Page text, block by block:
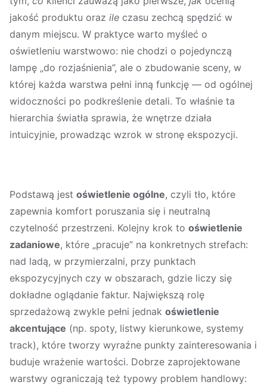
jakość produktu oraz ile czasu zechcą spędzić w
danym miejscu. W praktyce warto myśleć o
oświetleniu warstwowo: nie chodzi o pojedynczą
lampę „do rozjaśnienia”, ale o zbudowanie sceny, w
której każda warstwa pełni inną funkcję — od ogólnej
widoczności po podkreślenie detali. To właśnie ta
hierarchia światła sprawia, że wnętrze działa
intuicyjnie, prowadząc wzrok w stronę ekspozycji.
Podstawą jest oświetlenie ogólne, czyli tło, które
zapewnia komfort poruszania się i neutralną
czytelność przestrzeni. Kolejny krok to oświetlenie
zadaniowe, które „pracuje” na konkretnych strefach:
nad ladą, w przymierzalni, przy punktach
ekspozycyjnych czy w obszarach, gdzie liczy się
dokładne oglądanie faktur. Największą rolę
sprzedażową zwykle pełni jednak oświetlenie
akcentujące (np. spoty, listwy kierunkowe, systemy
track), które tworzy wyraźne punkty zainteresowania i
buduje wrażenie wartości. Dobrze zaprojektowane
warstwy ograniczają też typowy problem handlowy: